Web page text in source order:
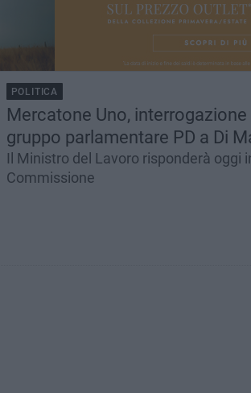
POLITICA
Mercatone Uno, interrogazione
gruppo parlamentare PD a Di
Il Ministro del Lavoro risponderà oggi
Commissione